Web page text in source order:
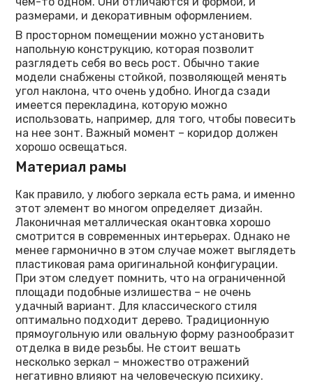
размерами, и декоративным оформлением.
В просторном помещении можно установить
напольную конструкцию, которая позволит
разглядеть себя во весь рост. Обычно такие
модели снабжены стойкой, позволяющей менять
угол наклона, что очень удобно. Иногда сзади
имеется перекладина, которую можно
использовать, например, для того, чтобы повесить
на нее зонт. Важный момент – коридор должен
хорошо освещаться.
Материал рамы
Как правило, у любого зеркала есть рама, и именно
этот элемент во многом определяет дизайн.
Лаконичная металлическая окантовка хорошо
смотрится в современных интерьерах. Однако не
менее гармонично в этом случае может выглядеть
пластиковая рама оригинальной конфигурации.
При этом следует помнить, что на ограниченной
площади подобные излишества – не очень
удачный вариант. Для классического стиля
оптимально подходит дерево. Традиционную
прямоугольную или овальную форму разнообразит
отделка в виде резьбы. Не стоит вешать
несколько зеркал – множество отражений
негативно влияют на человеческую психику.